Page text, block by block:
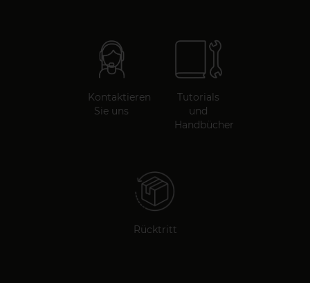
Kontaktieren
Sie uns
Tutorials
und
Handbücher
Rücktritt